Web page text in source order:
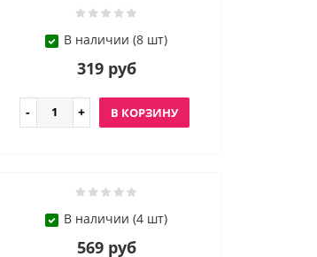
В наличии (8 шт)
319 руб
В КОРЗИНУ
В наличии (4 шт)
569 руб